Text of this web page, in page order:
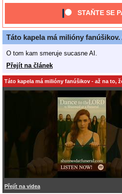
STAŇTE SE
Táto kapela má milióny
O tom kam smeruje sucasne AI.
Přejít na článek
Táto kapela má milióny fanúšikov - až na to,
Přejít na videa